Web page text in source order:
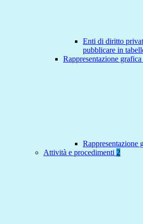
Enti di diritto
pubblicare in
Rappresentazione grafica
Rappresentazione
Attività e procedimenti 2